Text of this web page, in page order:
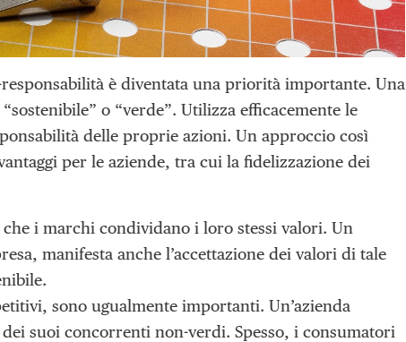
è diventata una priorità importante. Una
o “verde”. Utilizza efficacemente le
delle proprie azioni. Un approccio così
per le aziende, tra cui la fidelizzazione dei
i marchi condividano i loro stessi valori. Un
manifesta anche l’accettazione dei valori di tale
sono ugualmente importanti. Un’azienda
suoi concorrenti non-verdi. Spesso, i consumatori